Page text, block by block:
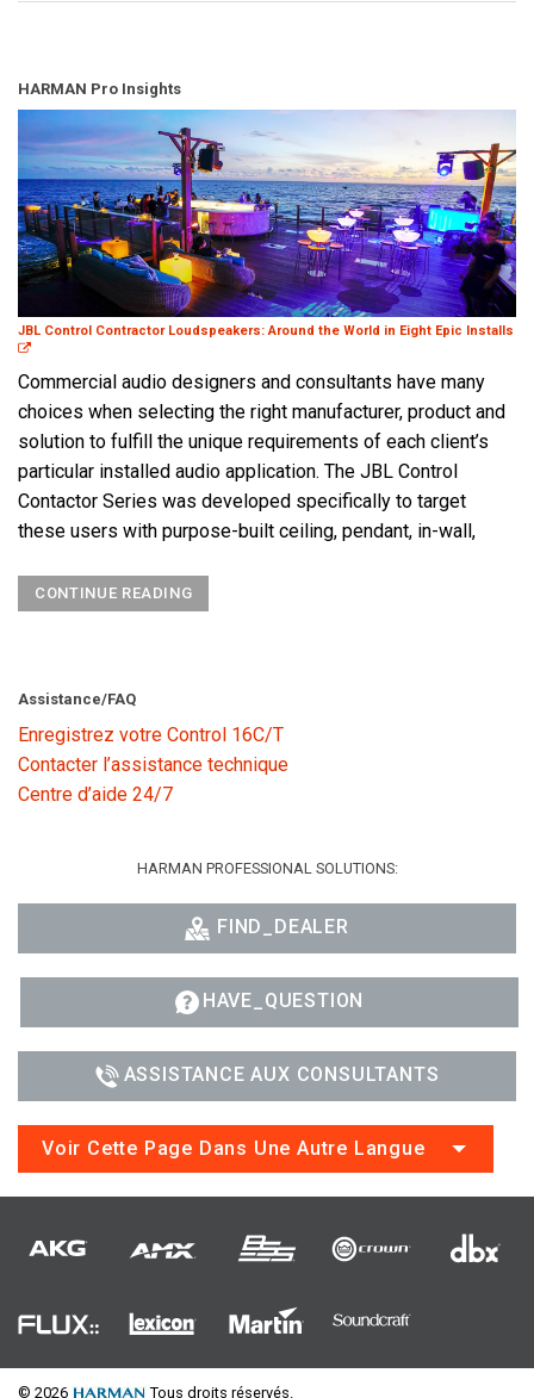
HARMAN Pro Insights
JBL Control Contractor Loudspeakers: Around the World in Eight Epic Installs
Commercial audio designers and consultants have many
choices when selecting the right manufacturer, product and
solution to fulfill the unique requirements of each client’s
particular installed audio application. The JBL Control
Contactor Series was developed specifically to target
these users with purpose-built ceiling, pendant, in-wall,
CONTINUE READING
Assistance/FAQ
Enregistrez votre Control 16C/T
Contacter l’assistance technique
Centre d’aide 24/7
HARMAN PROFESSIONAL SOLUTIONS:
FIND_DEALER
HAVE_QUESTION
ASSISTANCE AUX CONSULTANTS
Voir Cette Page Dans Une Autre Langue
© 2026 Tous droits réservés.